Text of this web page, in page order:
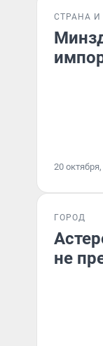
СТРАНА
20
ГОРОД
не